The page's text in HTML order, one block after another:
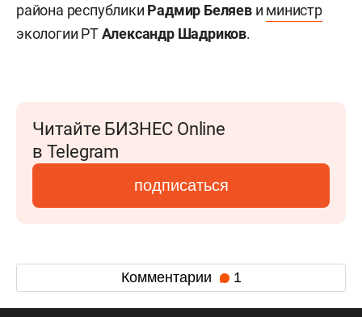
района республики Радмир Беляеви министр
экологии РТАлександр Шадриков.
Читайте БИЗНЕС Online
в Telegram
подписаться
Комментарии 1